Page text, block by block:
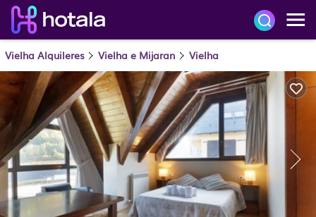
Vielha Alquileres Vielha e Mijaran Vielha